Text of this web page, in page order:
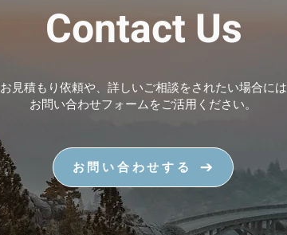
Contact Us
お見積もり依頼や、詳しいご相談をされたい場合には
​お問い合わせフォームをご活用ください。
お問い合わせする